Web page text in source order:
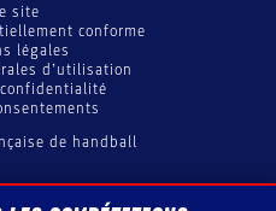
de handball
site
conforme
légales
d’utilisation